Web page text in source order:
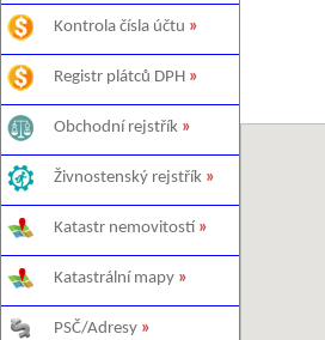
Kontrola čísla účtu »
Registr plátců DPH »
Obchodní rejstřík »
Živnostenský rejstřík »
Katastr nemovitostí »
Katastrální mapy »
PSČ/Adresy »